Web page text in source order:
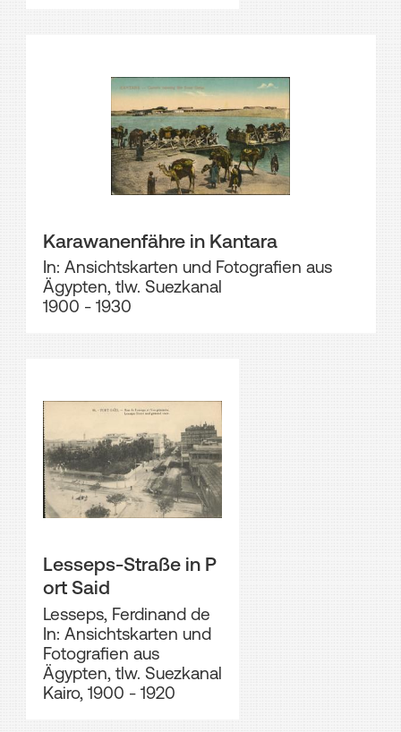
Karawanenfähre in Kantara
In: Ansichtskarten und Fotografien aus
Ägypten, tlw. Suezkanal
1900 - 1930
Lesseps-Straße in P
ort Said
Lesseps, Ferdinand de
In: Ansichtskarten und
Fotografien aus
Ägypten, tlw. Suezkanal
Kairo, 1900 - 1920